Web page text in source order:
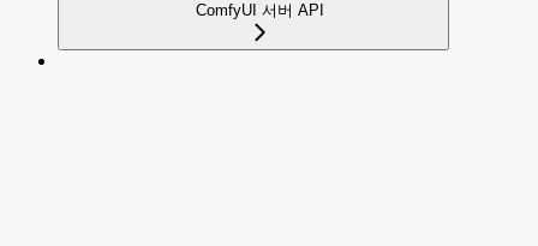
ComfyUI 서버 API